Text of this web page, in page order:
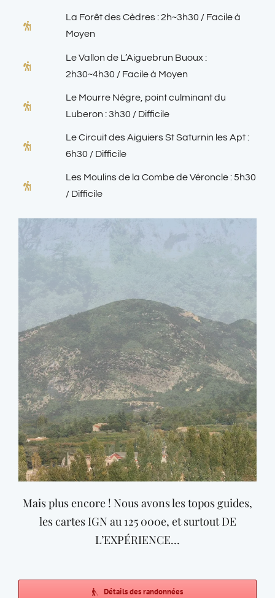
La Forêt des Cèdres : 2h~3h30 / Facile à
Moyen
Le Vallon de L’Aiguebrun Buoux :
2h30~4h30 / Facile à Moyen
Le Mourre Nègre, point culminant du
Luberon : 3h30 / Difficile
Le Circuit des Aiguiers St Saturnin les Apt :
6h30 / Difficile
Les Moulins de la Combe de Véroncle : 5h30
/ Difficile
Mais plus encore ! Nous avons les topos guides,
les cartes IGN au 125 000e, et surtout DE
L’EXPÉRIENCE…
Détails des randonnées